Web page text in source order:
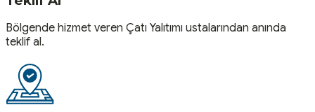
Bölgende hizmet veren Çatı Yalıtımı ustalarından anında
teklif al.